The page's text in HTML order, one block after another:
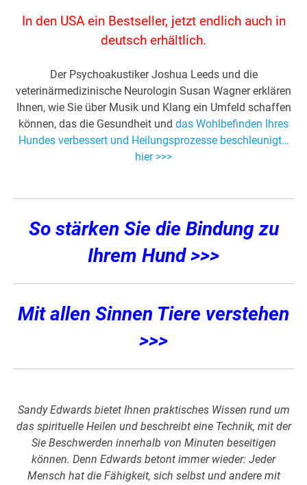
In den USA ein Bestseller, jetzt endlich auch in
deutsch erhältlich.
Der Psychoakustiker Joshua Leeds und die
veterinärmedizinische Neurologin Susan Wagner erklären
Ihnen, wie Sie über Musik und Klang ein Umfeld schaffen
können, das die Gesundheit und das Wohlbefinden Ihres
Hundes verbessert und Heilungsprozesse beschleunigt…
hier >>>
So stärken Sie die Bindung zu
Ihrem Hund >>>
Mit allen Sinnen Tiere verstehen
>>>
Sandy Edwards bietet Ihnen praktisches Wissen rund um
das spirituelle Heilen und beschreibt eine Technik, mit der
Sie Beschwerden innerhalb von Minuten beseitigen
können. Denn Edwards betont immer wieder: Jeder
Mensch hat die Fähigkeit, sich selbst und andere mit